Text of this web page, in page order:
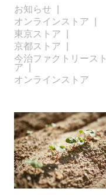
お知らせ
オンラインストア
東京ストア
京都ストア
今治ファクトリースト
ア
オンラインストア